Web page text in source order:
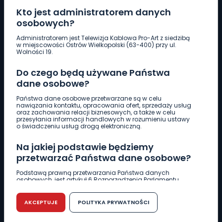
Kto jest administratorem danych
osobowych?
Administratorem jest Telewizja Kablowa Pro-Art z siedzibą
w miejscowości Ostrów Wielkopolski (63-400) przy ul.
Wolności 19.
Do czego będą używane Państwa
dane osobowe?
Państwa dane osobowe przetwarzane są w celu
nawiązania kontaktu, opracowania ofert, sprzedaży usług
oraz zachowania relacji biznesowych, a także w celu
przesyłania informacji handlowych w rozumieniu ustawy
o świadczeniu usług drogą elektroniczną.
Na jakiej podstawie będziemy
przetwarzać Państwa dane osobowe?
Podstawą prawną przetwarzania Państwa danych
osobowych, jest artykuł 6 Rozporządzenia Parlamentu
r. w sprawie ochrony osób fizycznych w związku z
przetwarzaniem danych osobowych w sprawie
swobodnego przepływu takich danych oraz uchylenia
dyrektywy 95/46/WE (RODO).
AKCEPTUJE POLITYKA PRYWATNOŚCI
Pobierz logotyp
661 997 997
REDAKCJA
62 735 22 22redakcja@wlkp24.info
DZIAŁ REKLAMY
62 735 01 85 reklama@wlkp24.info
WIADOMOŚCI
CIEKAWOSTKI